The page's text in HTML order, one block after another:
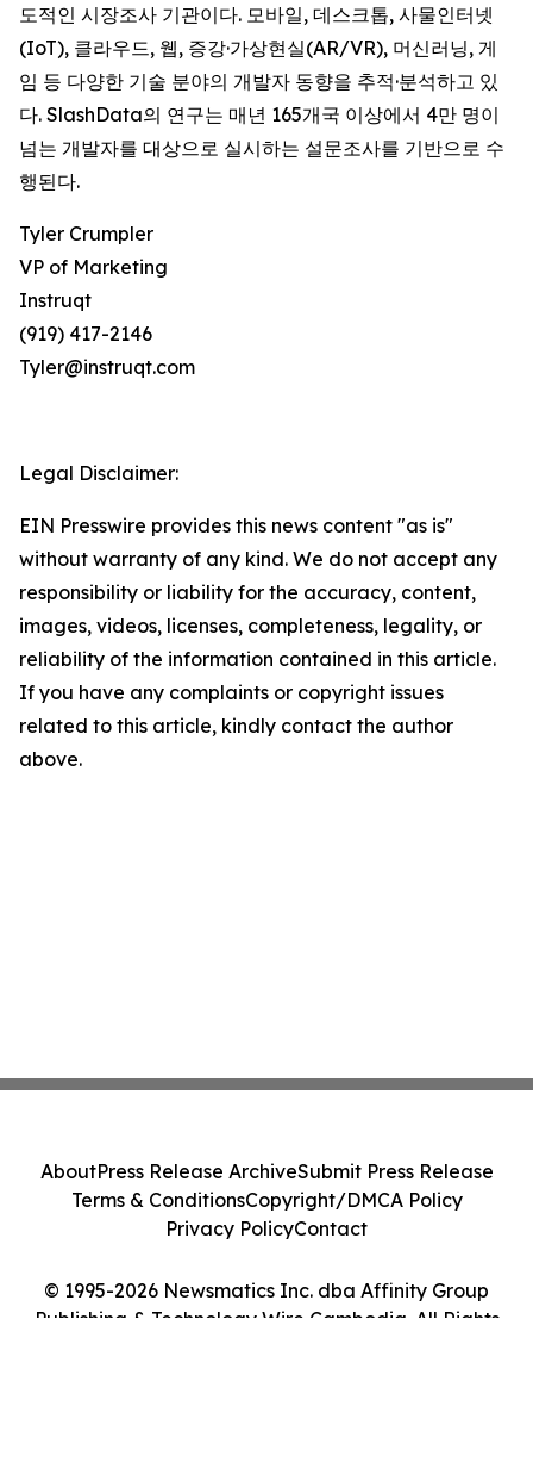
도적인 시장조사 기관이다. 모바일, 데스크톱, 사물인터넷
(IoT), 클라우드, 웹, 증강·가상현실(AR/VR), 머신러닝, 게
임 등 다양한 기술 분야의 개발자 동향을 추적·분석하고 있
다. SlashData의 연구는 매년 165개국 이상에서 4만 명이
넘는 개발자를 대상으로 실시하는 설문조사를 기반으로 수
행된다.
Tyler Crumpler
VP of Marketing
Instruqt
(919) 417-2146
Tyler@instruqt.com
Legal Disclaimer:
EIN Presswire provides this news content "as is"
without warranty of any kind. We do not accept any
responsibility or liability for the accuracy, content,
images, videos, licenses, completeness, legality, or
reliability of the information contained in this article.
If you have any complaints or copyright issues
related to this article, kindly contact the author
above.
© 1995-2026 Newsmatics Inc. dba Affinity Group
Publishing & Technology Wire Cambodia. All Rights
AboutPress Release ArchiveSubmit Press Release
Terms & ConditionsCopyright/DMCA Policy
Privacy PolicyContact